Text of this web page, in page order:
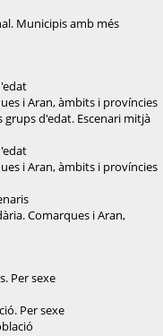
Municipis amb més
i Aran, àmbits i províncies
d'edat. Escenari mitjà
i Aran, àmbits i províncies
Comarques i Aran,
Per sexe
Per sexe